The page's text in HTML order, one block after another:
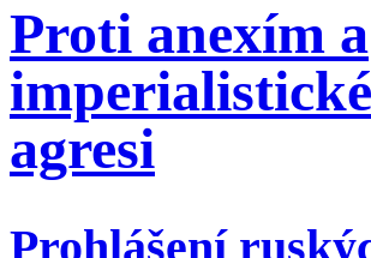
Proti anexím a
imperialistické
agresi
Prohlášení